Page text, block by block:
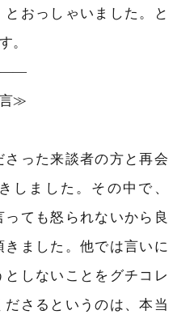
おっしゃいました。と
。
――
≫
った来談者の方と再会
しました。その中で、
っても怒られないから良
ました。他では言いに
としないことをグチコレ
さるというのは、本当